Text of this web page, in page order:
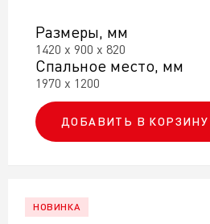
Размеры, мм
1420 х 900 х 820
Спальное место, мм
1970 х 1200
ДОБАВИТЬ В КОРЗИНУ
НОВИНКА